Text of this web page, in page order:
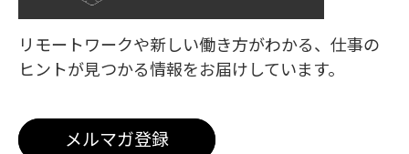
リモートワークや新しい働き方がわかる、 仕事の
ヒントが見つかる情報をお届けしています。
メルマガ登録